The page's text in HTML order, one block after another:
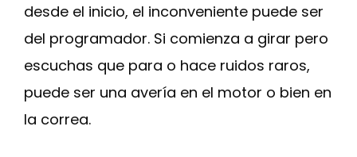
desde el inicio, el inconveniente puede ser
del programador. Si comienza a girar pero
escuchas que para o hace ruidos raros,
puede ser una avería en el motor o bien en
la correa.